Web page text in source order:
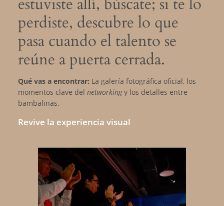
perdiste, descubre lo que
pasa cuando el talento se
reúne a puerta cerrada.
Qué vas a encontrar: La galería fotográfica oficial, los
momentos clave del networkingy los detalles entre
bambalinas.
Revive la experiencia visual